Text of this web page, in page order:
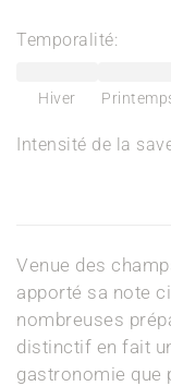
Temporalité:
Hiver
Intensité de la
Venue des
apporté sa note
nombreuses
distinctif en fait
gastronomie que